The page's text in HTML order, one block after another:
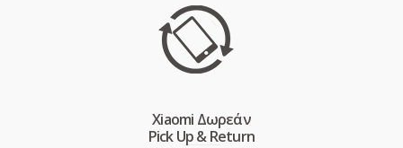
Xiaomi Δωρεάν
Pick Up & Return